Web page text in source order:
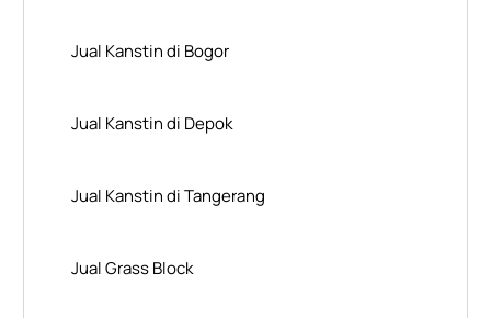
Jual Kanstin di Bogor
Jual Kanstin di Depok
Jual Kanstin di Tangerang
Jual Grass Block